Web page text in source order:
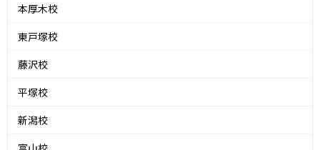
本厚木校
東戸塚校
藤沢校
平塚校
新潟校